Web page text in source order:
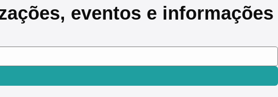
eventos e informações